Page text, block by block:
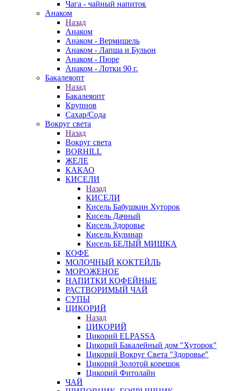
Чага - чайный напиток
Анаком
Назад
Анаком
Анаком - Вермишель
Анаком - Лапша и Бульон
Анаком - Пюре
Анаком - Лотки 90 г.
Бакалеяопт
Назад
Бакалеяопт
Крупнов
Сахар/Сода
Вокруг света
Назад
Вокруг света
BORHILL
ЖЕЛЕ
КАКАО
КИСЕЛИ
Назад
КИСЕЛИ
Кисель Бабушкин Хуторок
Кисель Дачный
Кисель Здоровье
Кисель Кулинар
Кисель БЕЛЫЙ МИШКА
КОФЕ
МОЛОЧНЫЙ КОКТЕЙЛЬ
МОРОЖЕНОЕ
НАПИТКИ КОФЕЙНЫЕ
РАСТВОРИМЫЙ ЧАЙ
СУПЫ
ЦИКОРИЙ
Назад
ЦИКОРИЙ
Цикорий ELPASSA
Цикорий Бакалейный дом "Хуторок"
Цикорий Вокруг Света "Здоровье"
Цикорий Золотой корешок
Цикорий Фитолайн
ЧАЙ